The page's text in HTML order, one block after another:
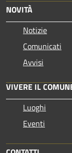
NOVITÀ
Notizie
Comunicati
Avvisi
VIVERE IL
Luoghi
Eventi